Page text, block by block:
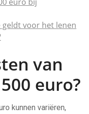
voor het lenen
van
euro?
kunnen variëren,